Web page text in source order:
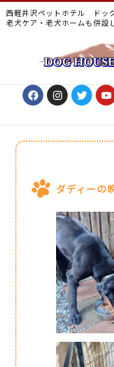
西軽井沢ペットホテル ドッ
老犬ケア・老犬ホームも併設
ダディーの